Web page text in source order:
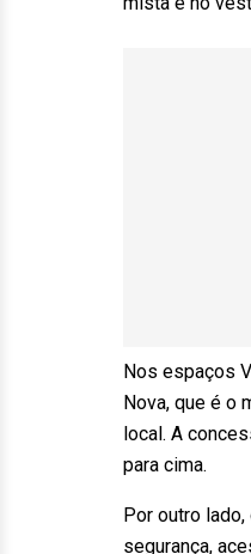
Nos espaços
Nova, que é o
local. A
para cima.
Por outro
segurança,